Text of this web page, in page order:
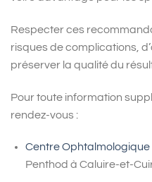
Respecter ces
risques de complications,
préserver la qualité du
Pour toute information
rendez-vous :
Centre Ophtalmologique
Penthod à Caluire-et-